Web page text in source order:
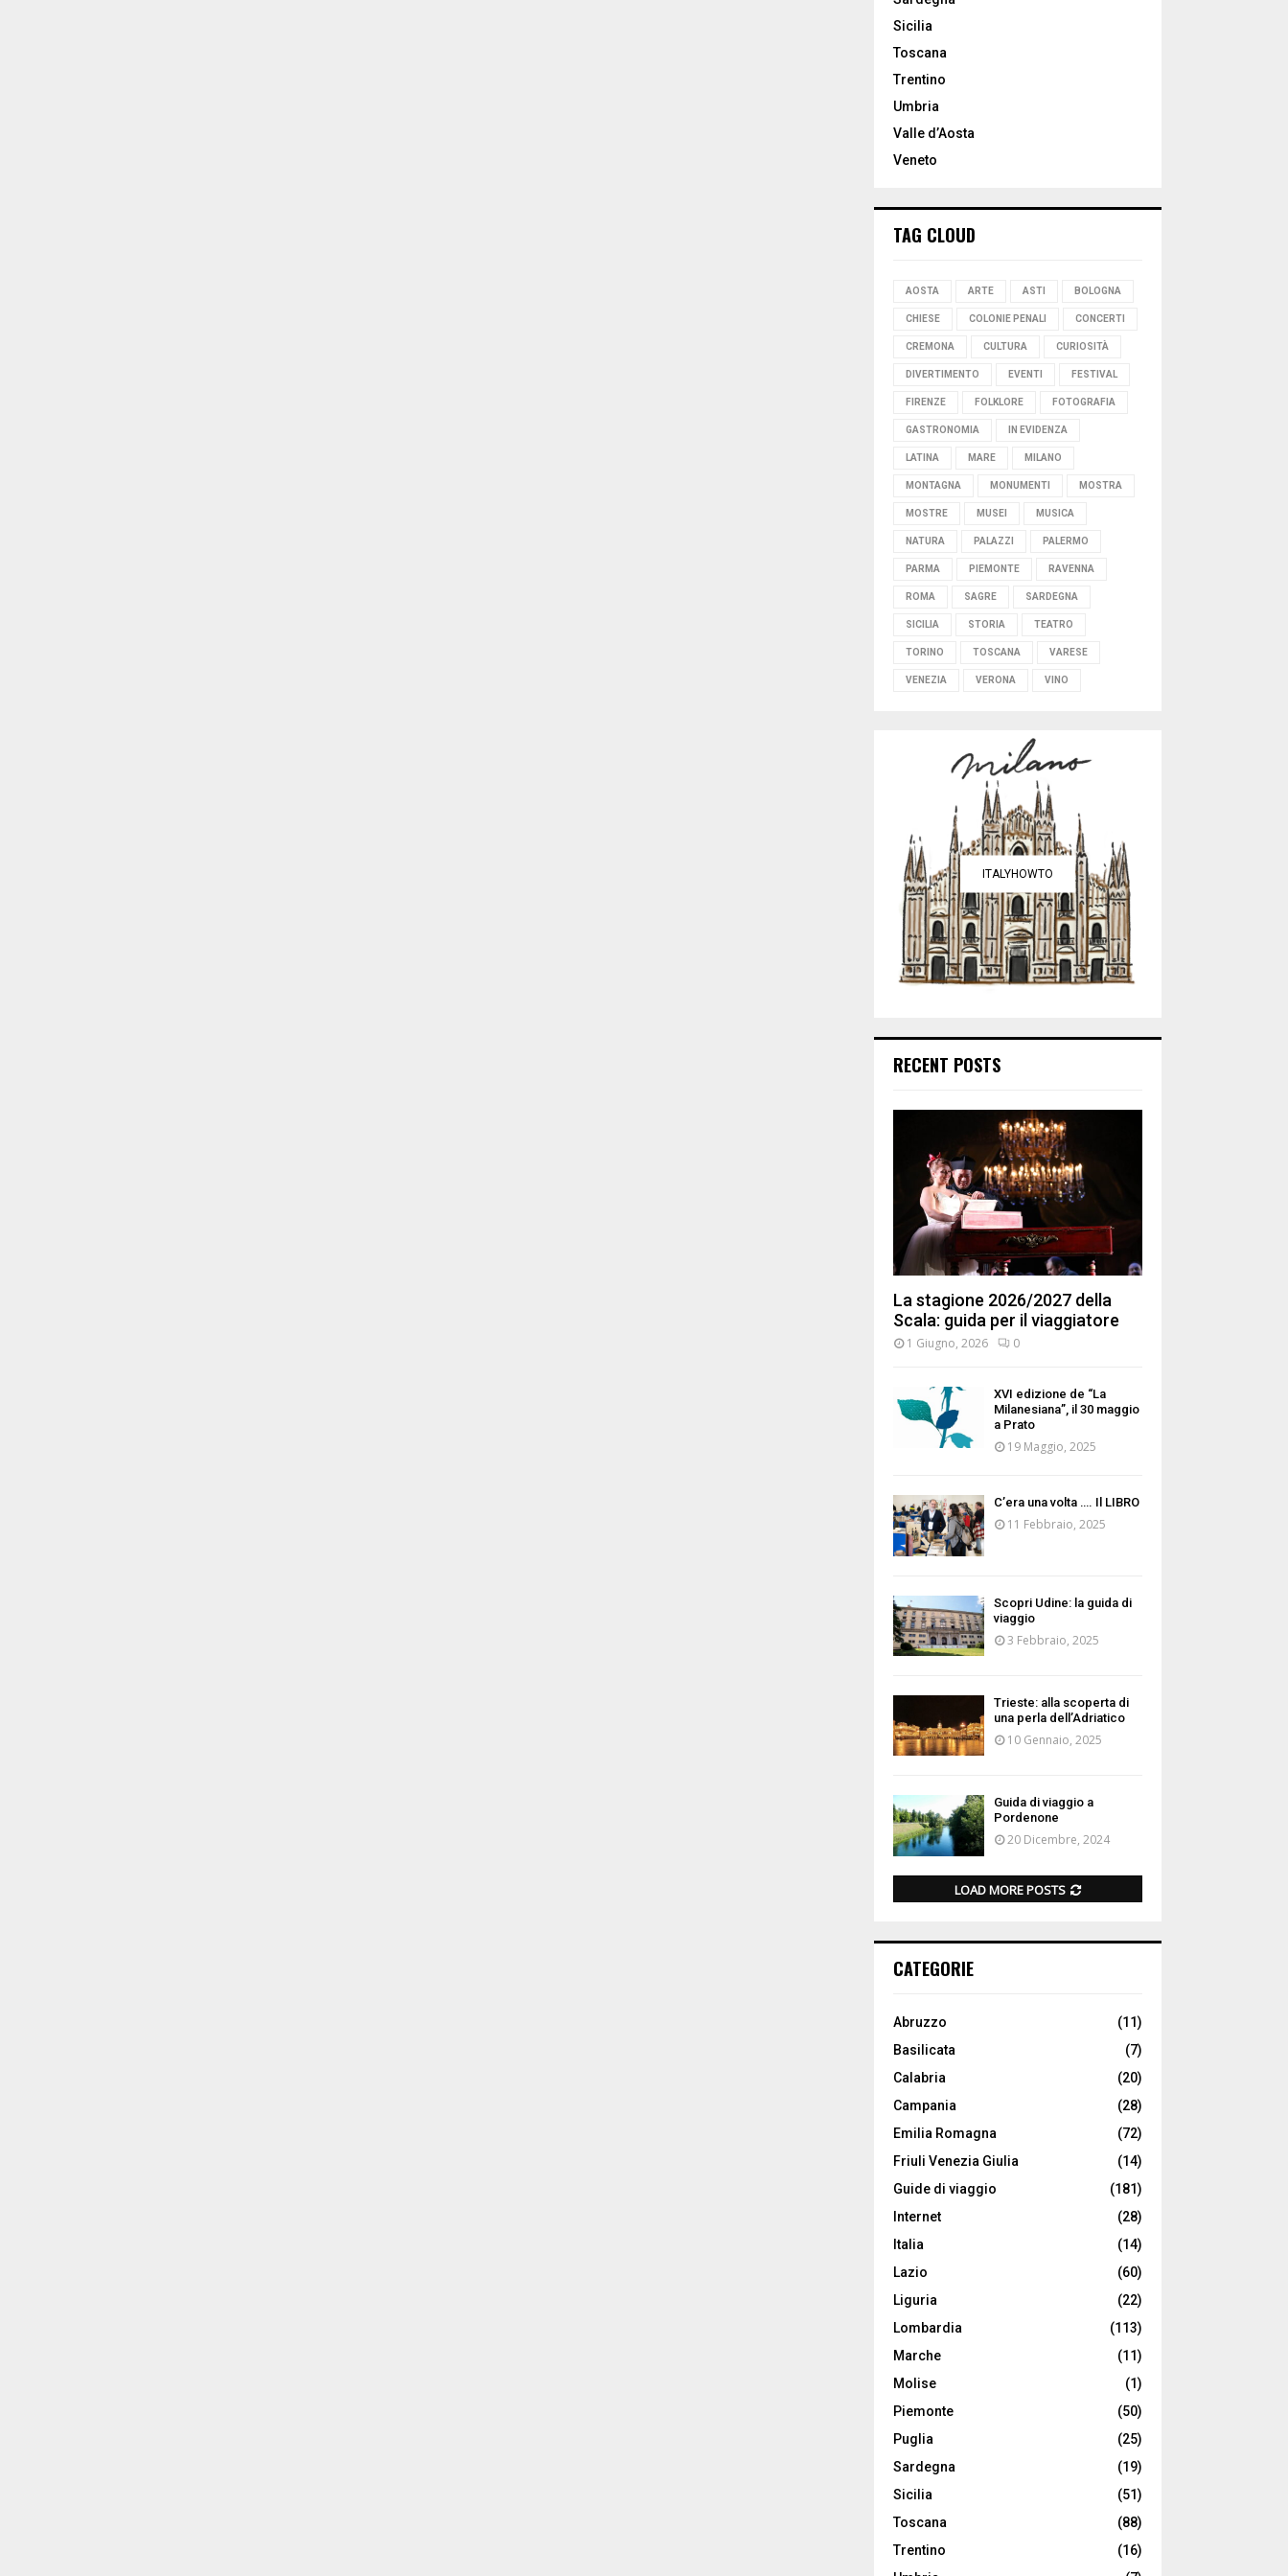
Sicilia
Toscana
Trentino
Umbria
Valle d’Aosta
Veneto
TAG CLOUD
AOSTA ARTE ASTI BOLOGNA
CHIESE COLONIE PENALI CONCERTI
CREMONA CULTURA CURIOSITÀ
DIVERTIMENTO EVENTI FESTIVAL
FIRENZE FOLKLORE FOTOGRAFIA
GASTRONOMIA IN EVIDENZA
LATINA MARE MILANO
MONTAGNA MONUMENTI MOSTRA
MOSTRE MUSEI MUSICA
NATURA PALAZZI PALERMO
PARMA PIEMONTE RAVENNA
ROMA SAGRE SARDEGNA
SICILIA STORIA TEATRO
TORINO TOSCANA VARESE
VENEZIA VERONA VINO
ITALYHOWTO
RECENT POSTS
La stagione 2026/2027 della
Scala: guida per il viaggiatore
1 Giugno, 2026 0
XVI edizione de “La
Milanesiana”, il 30 maggio
a Prato
19 Maggio, 2025
C’era una volta …. Il LIBRO
11 Febbraio, 2025
Scopri Udine: la guida di
viaggio
3 Febbraio, 2025
Trieste: alla scoperta di
una perla dell’Adriatico
10 Gennaio, 2025
Guida di viaggio a
Pordenone
20 Dicembre, 2024
LOAD MORE POSTS
CATEGORIE
Abruzzo
(11)
Basilicata
(7)
Calabria
(20)
Campania
(28)
Emilia Romagna
(72)
Friuli Venezia Giulia
(14)
Guide di viaggio
(181)
Internet
(28)
Italia
(14)
Lazio
(60)
Liguria
(22)
Lombardia
(113)
Marche
(11)
Molise
(1)
Piemonte
(50)
Puglia
(25)
Sardegna
(19)
Sicilia
(51)
Toscana
(88)
Trentino
(16)